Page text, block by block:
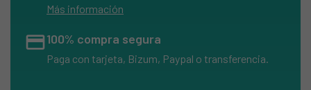
Más información
credit_card100% compra segura
Paga con tarjeta, Bizum, Paypal o transferencia.